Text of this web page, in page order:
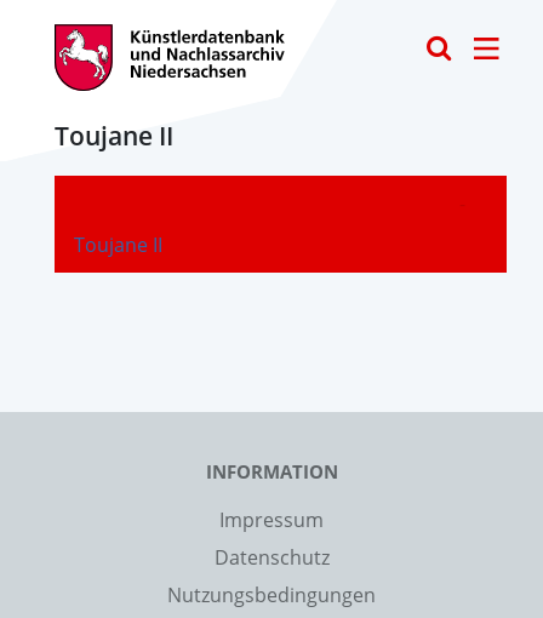
Toujane II
Toujane II
-
INFORMATION
Impressum
Datenschutz
Nutzungsbedingungen